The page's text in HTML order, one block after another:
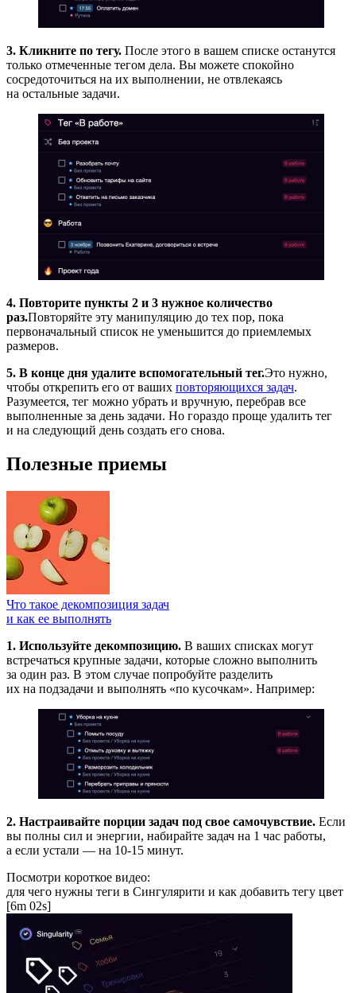
3. Кликните по тегу. После этого в вашем списке останутся
только отмеченные тегом дела. Вы можете спокойно
сосредоточиться на их выполнении, не отвлекаясь
на остальные задачи.
4. Повторите пункты 2 и 3 нужное количество
раз.Повторяйте эту манипуляцию до тех пор, пока
первоначальный список не уменьшится до приемлемых
размеров.
5. В конце дня удалите вспомогательный тег.Это нужно,
чтобы открепить его от ваших повторяющихся задач.
Разумеется, тег можно убрать и вручную, перебрав все
выполненные за день задачи. Но гораздо проще удалить тег
и на следующий день создать его снова.
Полезные приемы
Что такое декомпозиция задач
и как ее выполнять
1. Используйте декомпозицию. В ваших списках могут
встречаться крупные задачи, которые сложно выполнить
за один раз. В этом случае попробуйте разделить
их на подзадачи и выполнять «по кусочкам». Например:
2. Настраивайте порции задач под свое самочувствие. Если
вы полны сил и энергии, набирайте задач на 1 час работы,
а если устали — на 10-15 минут.
Посмотри короткое видео:
для чего нужны теги в Сингулярити и как добавить тегу цвет
[6m 02s]